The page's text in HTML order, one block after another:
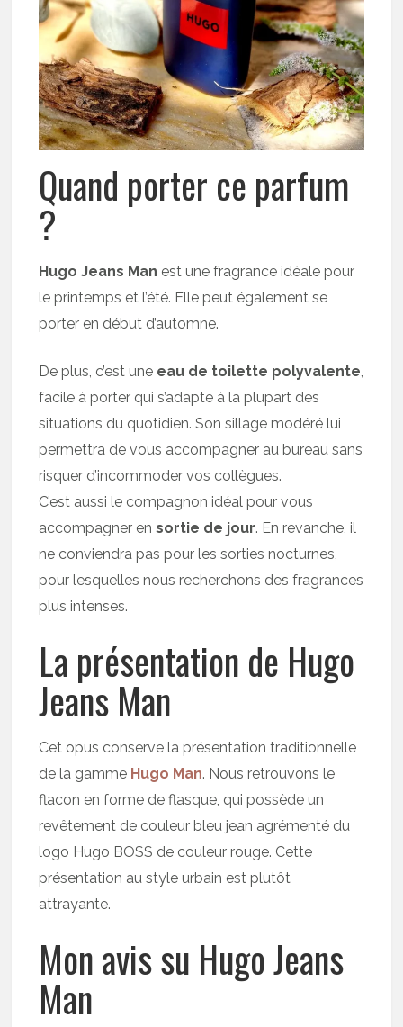
Quand porter ce parfum
?
Hugo Jeans Man est une fragrance idéale pour
le printemps et l’été. Elle peut également se
porter en début d’automne.
De plus, c’est une eau de toilette polyvalente,
facile à porter qui s’adapte à la plupart des
situations du quotidien. Son sillage modéré lui
permettra de vous accompagner au bureau sans
risquer d’incommoder vos collègues.
C’est aussi le compagnon idéal pour vous
accompagner ensortie de jour. En revanche, il
ne conviendra pas pour les sorties nocturnes,
pour lesquelles nous recherchons des fragrances
plus intenses.
La présentation de Hugo
Jeans Man
Cet opus conserve la présentation traditionnelle
de la gamme Hugo Man. Nous retrouvons le
flacon en forme de flasque, qui possède un
revêtement de couleur bleu jean agrémenté du
logo Hugo BOSS de couleur rouge. Cette
présentation au style urbain est plutôt
attrayante.
Mon avis su Hugo Jeans
Man